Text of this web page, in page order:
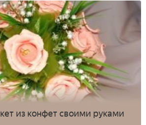
из конфет своими руками